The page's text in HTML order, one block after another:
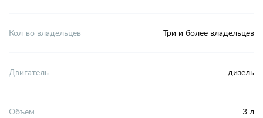
Кол-во владельцев Три и более владельцев
Двигатель дизель
Объем 3 л